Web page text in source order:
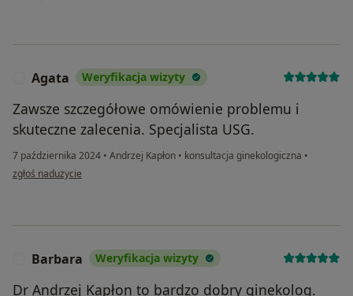
Agata Weryfikacja wizyty
Zawsze szczegółowe omówienie problemu i
skuteczne zalecenia. Specjalista USG.
7 października 2024 • Andrzej Kapłon • konsultacja ginekologiczna •
w opinii użytkownika Agata
zgłoś nadużycie
Barbara Weryfikacja wizyty
Dr Andrzej Kapłon to bardzo dobry ginekolog.